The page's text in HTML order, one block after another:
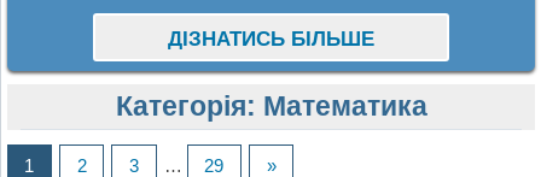
ДІЗНАТИСЬ БІЛЬШЕ
Категорія: Математика
1 2 3 … 29 »